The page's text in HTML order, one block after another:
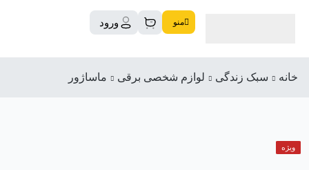
منو ورود
خانه سبک زندگی لوازم شخصی برقی ماساژور
ویژه